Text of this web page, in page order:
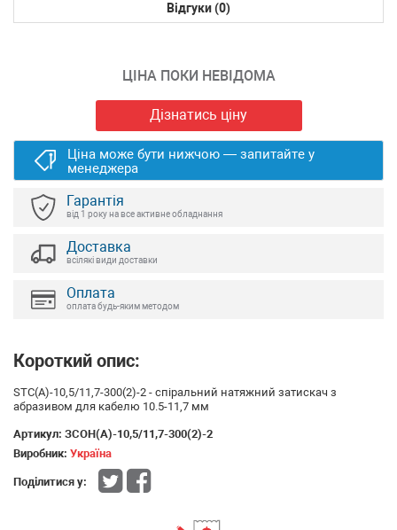
Відгуки (0)
ЦІНА ПОКИ НЕВІДОМА
Дізнатись ціну
Ціна може бути нижчою — запитайте у
менеджера
Гарантія
від 1 року на все активне обладнання
Доставка
всілякі види доставки
Оплата
оплата будь-яким методом
Короткий опис:
STC(А)-10,5/11,7-300(2)-2 - спіральний натяжний затискач з
абразивом для кабелю 10.5-11,7 мм
Артикул: ЗСОН(А)-10,5/11,7-300(2)-2
Виробник: Україна
Поділитися у: